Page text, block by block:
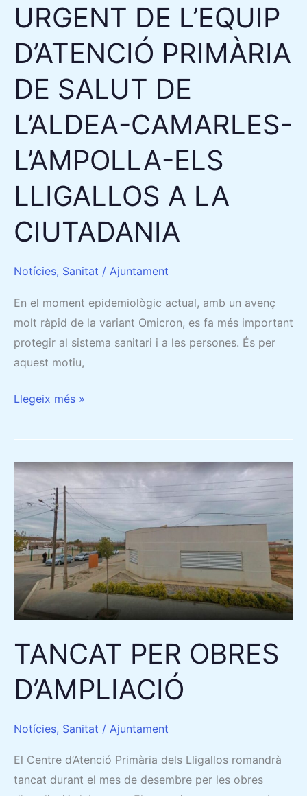
URGENT DE L’EQUIP
D’ATENCIÓ PRIMÀRIA
DE SALUT DE
L’ALDEA-CAMARLES-
L’AMPOLLA-ELS
LLIGALLOS A LA
CIUTADANIA
Notícies, Sanitat / Ajuntament
En el moment epidemiològic actual, amb un avenç
molt ràpid de la variant Omicron, es fa més important
protegir al sistema sanitari i a les persones. És per
aquest motiu,
ELS
LLIGALLOS
A
CIUTADANIA
Llegeix més »
TANCAT PER OBRES
D’AMPLIACIÓ
Notícies, Sanitat / Ajuntament
El Centre d’Atenció Primària dels Lligallos romandrà
tancat durant el mes de desembre per les obres
TANCAT
PER
OBRES
D’AMPLIACIÓ